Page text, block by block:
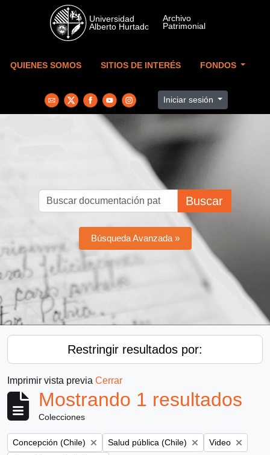
Skip to main content
QUIENES SOMOS SITIOS DE INTERÉS FONDOS
Iniciar sesión
Buscar
Búsqueda Avanzada »
Restringir resultados por:
Imprimir vista previa Cerrar
Mostrando 1 resultados
Colecciones
Remove filter:
Concepción (Chile) Remove filter:
Salud pública (Chile) Remove filter:
Video